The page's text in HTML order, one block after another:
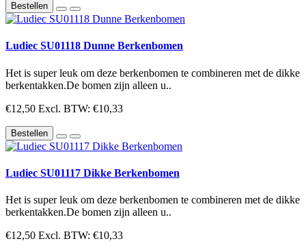
Bestellen
Ludiec SU01118 Dunne Berkenbomen
Het is super leuk om deze berkenbomen te combineren met de dikke
berkentakken.De bomen zijn alleen u..
€12,50 Excl. BTW: €10,33
Bestellen
Ludiec SU01117 Dikke Berkenbomen
Het is super leuk om deze berkenbomen te combineren met de dikke
berkentakken.De bomen zijn alleen u..
€12,50 Excl. BTW: €10,33